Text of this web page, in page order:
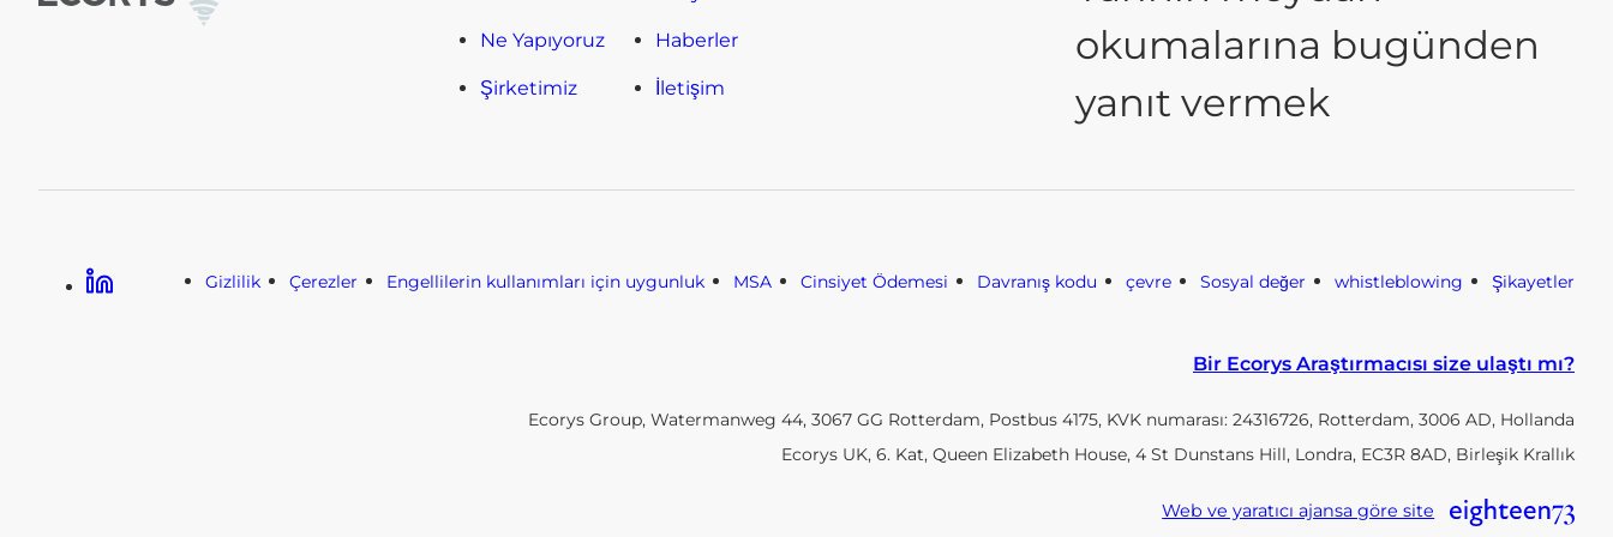
Ne Yapıyoruz
Şirketimiz
Haberler
İletişim
okumalarına bugünden
yanıt vermek
Linkedin Gizlilik Çerezler Engellilerin kullanımları için uygunluk MSA Cinsiyet Ödemesi Davranış kodu çevre Sosyal değer whistleblowing Şikayetler
Bir Ecorys Araştırmacısı size ulaştı mı?
Ecorys Group, Watermanweg 44, 3067 GG Rotterdam, Postbus 4175, KVK numarası: 24316726, Rotterdam, 3006 AD, Hollanda
Ecorys UK, 6. Kat, Queen Elizabeth House, 4 St Dunstans Hill, Londra, EC3R 8AD, Birleşik Krallık
Web ve yaratıcı ajansa göre site